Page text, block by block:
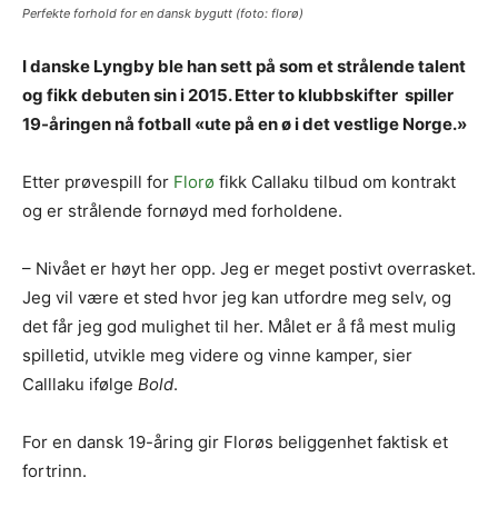
Perfekte forhold for en dansk bygutt (foto: florø)
I danske Lyngby ble han sett på som et strålende talent
og fikk debuten sin i 2015. Etter to klubbskifter spiller
19-åringen nå fotball «ute på en ø i det vestlige Norge.»
Etter prøvespill for Florø fikk Callaku tilbud om kontrakt
og er strålende fornøyd med forholdene.
– Nivået er høyt her opp. Jeg er meget postivt overrasket.
Jeg vil være et sted hvor jeg kan utfordre meg selv, og
det får jeg god mulighet til her. Målet er å få mest mulig
spilletid, utvikle meg videre og vinne kamper, sier
Calllaku ifølge Bold.
For en dansk 19-åring gir Florøs beliggenhet faktisk et
fortrinn.